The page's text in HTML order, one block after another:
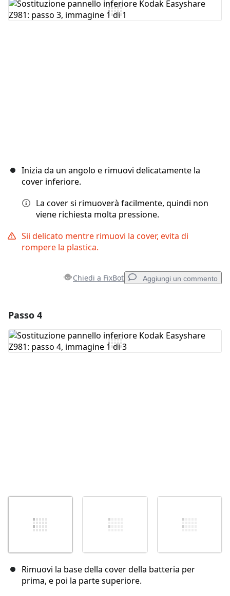
Inizia da un angolo e rimuovi delicatamente la
cover inferiore.
La cover si rimuoverà facilmente, quindi non
viene richiesta molta pressione.
Sii delicato mentre rimuovi la cover, evita di
rompere la plastica.
Chiedi a FixBot Aggiungi un commento
Aggiungi Commento
Passo 4
Rimuovi la base della cover della batteria per
prima, e poi la parte superiore.